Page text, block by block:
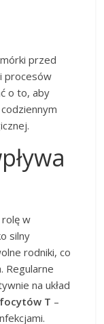
przed
procesów
o to, aby
w
silny
rodniki, co
Regularne
na układ
T –